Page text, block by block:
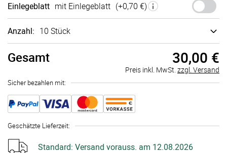
Einlegeblatt mit Einlegeblatt (+0,70 €)
Anzahl: 10 Stück
Gesamt 30,00 €
Preis inkl. MwSt. zzgl. Versand
Sicher bezahlen mit:
Geschätzte Lieferzeit:
Standard: Versand vorauss. am 12.08.2026